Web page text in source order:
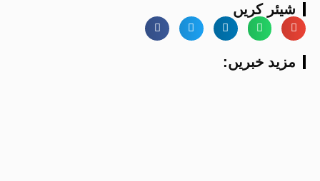
شیئر کریں
:مزید خبریں